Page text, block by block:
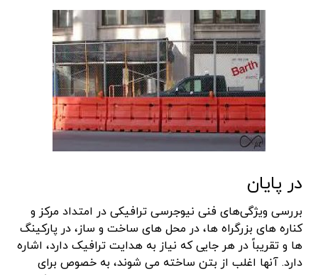
در پایان
​بررسی ویژگی‌های فنی نیوجرسی ترافیکی در امتداد مرکز و
کناره های بزرگراه ها، در محل های ساخت و ساز، در پارکینگ
ها و تقریباً در هر جایی که نیاز به هدایت ترافیک دارد، اشاره
دارد. آنها اغلب از بتن ساخته می شوند، به خصوص برای